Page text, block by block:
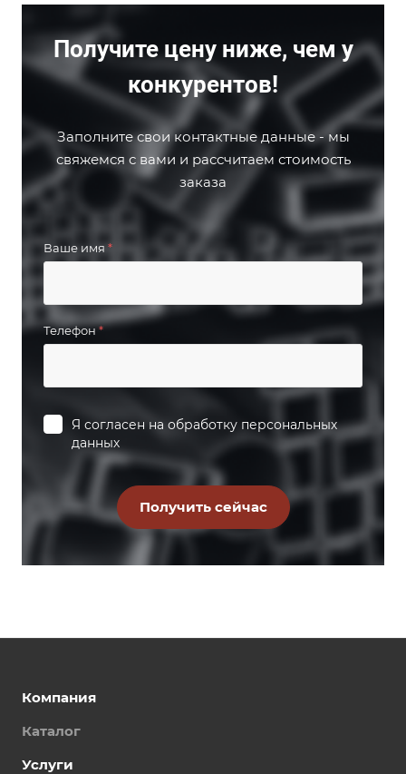
Получите цену ниже, чем у
конкурентов!
Заполните свои контактные данные - мы
свяжемся с вами и рассчитаем стоимость
заказа
Ваше имя *
Телефон*
Я согласен на обработку персональных
данных
Компания
Каталог
Услуги